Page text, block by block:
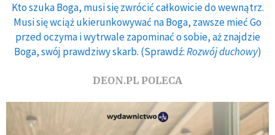
Kto szuka Boga, musi się zwrócić całkowicie do wewnątrz.
Musi się wciąż ukierunkowywać na Boga, zawsze mieć Go
przed oczyma i wytrwale zapominać o sobie, aż znajdzie
Boga, swój prawdziwy skarb. (Sprawdź:Rozwój duchowy)
DEON.PL POLECA